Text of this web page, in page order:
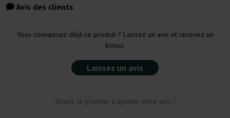
Avis des clients
Vous connaissez déjà ce produit ? Laissez un avis et recevez un
bonus.
Laissez un avis
Soyez le premier à ajouter votre avis !